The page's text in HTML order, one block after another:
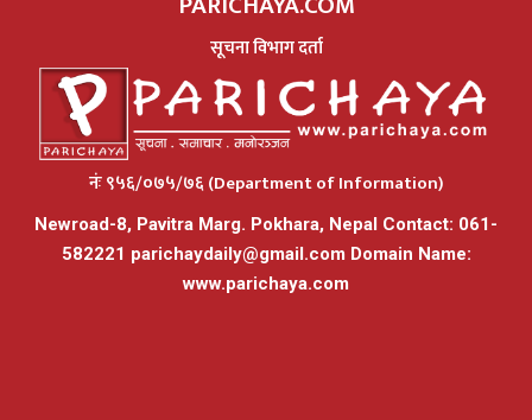
सूचना विभाग दर्ता
नंः ९५६/०७५/७६ (Department of Information)
Newroad-8, Pavitra Marg. Pokhara, Nepal Contact: 061-
582221 parichaydaily@gmail.comDomain Name:
www.parichaya.com